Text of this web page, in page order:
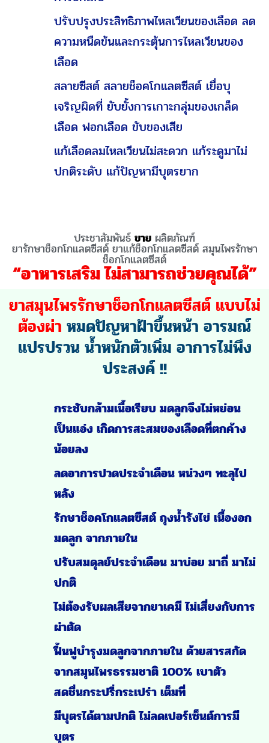
ยับยั้งเซลล์ร้าย แก้มดลูกโต มดลูกบวม ลด
การอักเสบ
ปรับปรุงประสิทธิภาพไหลเวียนของเลือด ลด
ความหนืดข้นและกระตุ้นการไหลเวียนของ
สลายซีสต์ สลายช็อคโกแลตซีสต์ เยื่อบุ
เจริญผิดที่ ยับยั้งการเกาะกลุ่มของเกล็ด
เลือด ฟอกเลือด ขับของเสีย
แก้เลือดลมไหลเวียนไม่สะดวก แก้ระดูมาไม่
ปกติระดับ แก้ปัญหามีบุตรยาก
ประชาสัมพันธ์ขายผลิตภัณฑ์
ยารักษาช็อกโกแลตซีสต์ ยาแก้ช็อกโกแลตซีสต์ สมุนไพรรักษา
“อาหารเสริม ไม่สามารถช่วยคุณได้”
ยาสมุนไพรรักษาช็อกโกแลตซีสต์ แบบไม่
ต้องผ่าหมดปัญหาฝ้าขึ้นหน้า อารมณ์
แปรปรวน น้ำหนักตัวเพิ่ม อาการไม่พึง
ประสงค์ !!
กระชับกล้ามเนื้อเรียบ มดลูกจึงไม่หย่อน